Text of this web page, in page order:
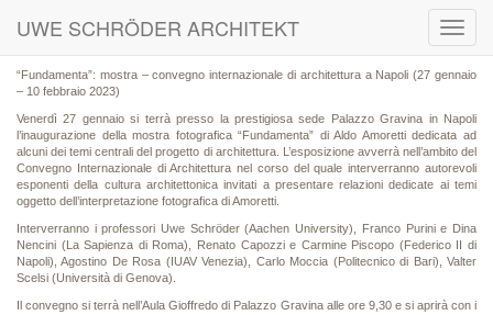
UWE SCHRÖDER ARCHITEKT
“Fundamenta”: mostra – convegno internazionale di architettura a Napoli (27 gennaio
– 10 febbraio 2023)
Venerdì 27 gennaio si terrà presso la prestigiosa sede Palazzo Gravina in Napoli
l’inaugurazione della mostra fotografica “Fundamenta” di Aldo Amoretti dedicata ad
alcuni dei temi centrali del progetto di architettura. L’esposizione avverrà nell’ambito del
Convegno Internazionale di Architettura nel corso del quale interverranno autorevoli
esponenti della cultura architettonica invitati a presentare relazioni dedicate ai temi
oggetto dell’interpretazione fotografica di Amoretti.
Interverranno i professori Uwe Schröder (Aachen University), Franco Purini e Dina
Nencini (La Sapienza di Roma), Renato Capozzi e Carmine Piscopo (Federico II di
Napoli), Agostino De Rosa (IUAV Venezia), Carlo Moccia (Politecnico di Bari), Valter
Scelsi (Università di Genova).
Il convegno si terrà nell’Aula Gioffredo di Palazzo Gravina alle ore 9,30 e si aprirà con i